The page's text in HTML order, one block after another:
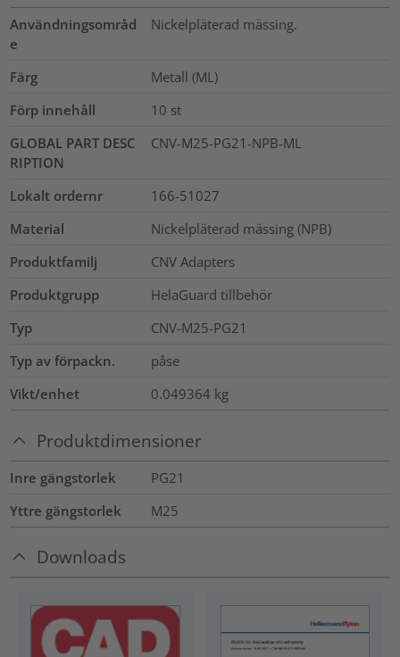
Användningsområd
e
Nickelpläterad mässing.
Färg
Metall (ML)
Förp innehåll
10 st
GLOBAL PART DESC
RIPTION
CNV-M25-PG21-NPB-ML
Lokalt ordernr
166-51027
Material
Nickelpläterad mässing (NPB)
Produktfamilj
CNV Adapters
Produktgrupp
HelaGuard tillbehör
Typ
CNV-M25-PG21
Typ av förpackn.
påse
Vikt/enhet
0.049364 kg
Produktdimensioner
Inre gängstorlek
PG21
Yttre gängstorlek
M25
Downloads